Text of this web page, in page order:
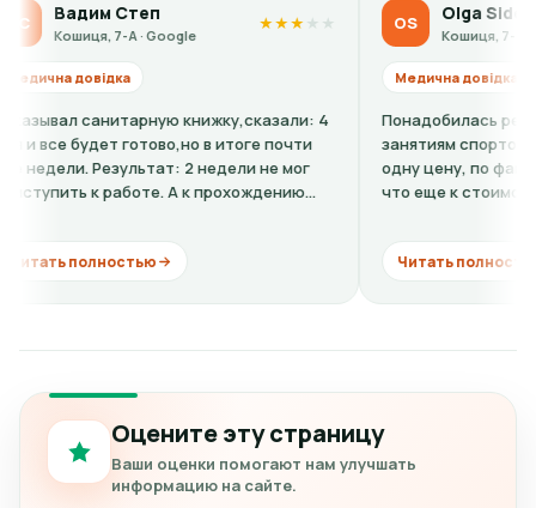
Степ
7-А · Google
★
книжку,сказали: 4
готово,но в итоге почти
2 недели не мог
работе. А к прохождению
OS Olga Sidorova
Кошиця, 7-А · Google
Медична довідка
Понадобилась ребенку
занятиям спортом. По
одну цену, по факту в клинике
что еще к стоимости нужно
Читать полностью
Оцените эту страницу
Ваши оценки помогают нам улучшать
информацию на сайте.